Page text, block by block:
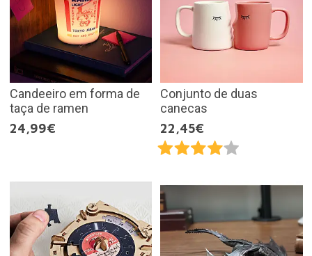
Candeeiro em forma de
taça de ramen
24,99€
Conjunto de duas
canecas
22,45€